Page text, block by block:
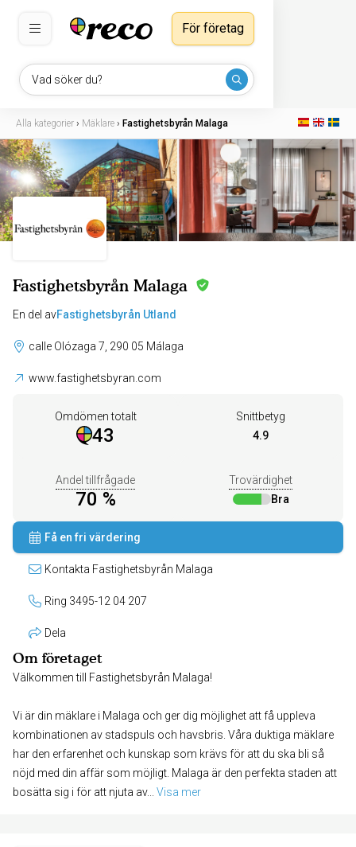
Vad söker du?
För företag
Alla kategorier › Mäklare › Fastighetsbyrån Malaga
Fastighetsbyrån Malaga
En del avFastighetsbyrån Utland
calle Olózaga 7, 290 05 Málaga
www.fastighetsbyran.com
Omdömen totalt
43
Snittbetyg
4.9
Andel tillfrågade
70 %
Trovärdighet
Bra
Få en fri värdering
Kontakta Fastighetsbyrån Malaga
Ring 3495-12 04 207
Dela
Om företaget
Välkommen till Fastighetsbyrån Malaga!
Vi är din mäklare i Malaga och ger dig möjlighet att få uppleva
kombinationen av stadspuls och havsbris. Våra duktiga mäklare
har den erfarenhet och kunskap som krävs för att du ska bli så
nöjd med din affär som möjligt. Malaga är den perfekta staden att
bosätta sig i för att njuta av... Visa mer